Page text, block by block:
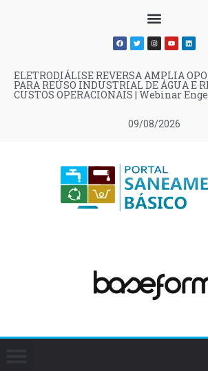
09/08/2026
ELETRODIÁLISE REVERSA AMPLIA
PARA REÚSO INDUSTRIAL DE ÁGUA E
CUSTOS OPERACIONAIS | Webinar